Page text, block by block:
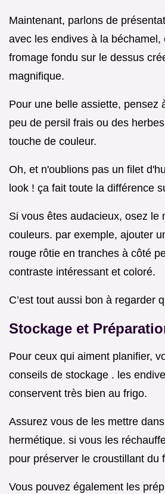
Maintenant, parlons de
avec les endives à la béchamel,
fromage fondu sur le dessus
magnifique.
Pour une belle assiette, pensez
peu de persil frais ou des
touche de couleur.
Oh, et n'oublions pas un filet
look ! ça fait toute la différence
Si vous êtes audacieux, osez le
couleurs. par exemple, ajouter
rouge rôtie en tranches à côté
contraste intéressant et coloré.
C’est tout aussi bon à regarder
Stockage et
Pour ceux qui aiment planifier,
conseils de stockage . les
conservent très bien au frigo.
Assurez vous de les mettre
hermétique. si vous les
pour préserver le croustillant du
Vous pouvez également les